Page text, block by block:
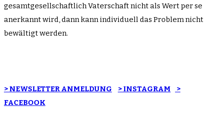
gesamtgesellschaftlich Vaterschaft nicht als Wert per se
anerkannt wird, dann kann individuell das Problem nicht
bewältigt werden.
> NEWSLETTER ANMELDUNG > INSTAGRAM
>
FACEBOOK